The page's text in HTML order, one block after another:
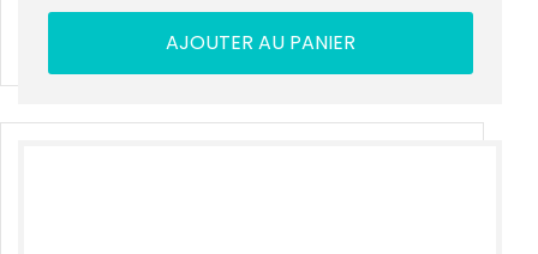
AJOUTER AU PANIER